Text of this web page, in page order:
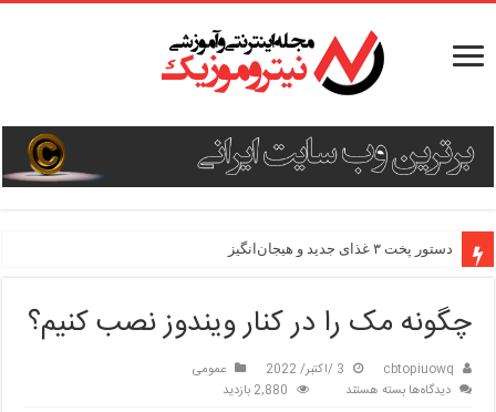
دستور پخت ۳ غذای جدید و هیجان‌انگیز
چگونه مک را در کنار ویندوز نصب کنیم؟
cbtopiuowq 3 /اکتبر/ 2022
عمومی
دیدگاه‌هابرای
بسته هستند 2,880 بازدید